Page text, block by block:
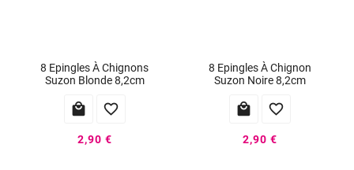
8 Epingles À Chignons
Suzon Blonde 8,2cm
 
2,90 €
8 Epingles À Chignon
Suzon Noire 8,2cm
 
2,90 €